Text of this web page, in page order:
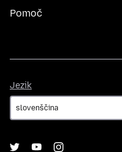
Pomoč
Jezik